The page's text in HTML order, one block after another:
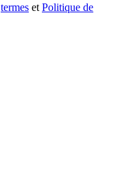
termes et Politique de